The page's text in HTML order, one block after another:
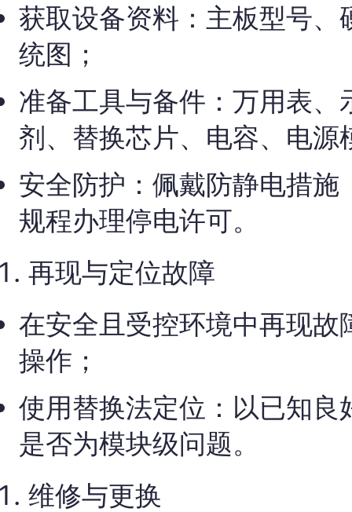
获取设备资料：主板型号
统图；
准备工具与备件：万用表
剂、替换芯片、电容、电
安全防护：佩戴防静电措
规程办理停电许可。
再现与定位故障
在安全且受控环境中再现
操作；
使用替换法定位：以已知
是否为模块级问题。
维修与更换